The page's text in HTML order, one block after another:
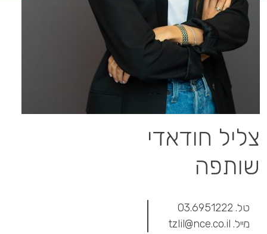
צליל חודאדי
שותפה
טל. 03.6951222
מייל. tzlil@nce.co.il